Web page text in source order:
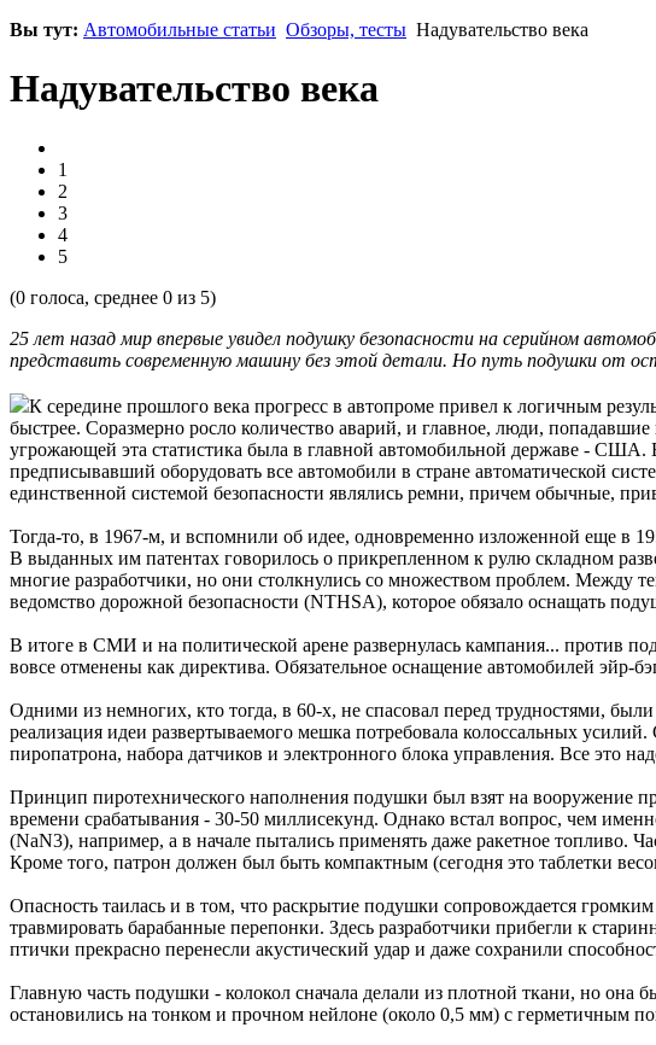
Вы тут: Автомобильные статьи Обзоры, тесты Надувательство века
Надувательство века
1
2
3
4
5
(0 голоса, среднее 0 из 5)
25 лет назад мир впервые увидел подушку безопасности на серийном
представить современную машину без этой детали. Но путь подушки от
К середине прошлого века прогресс в автопроме привел к логичным
быстрее. Соразмерно росло количество аварий, и главное, люди,
угрожающей эта статистика была в главной автомобильной державе - США.
предписывавший оборудовать все автомобили в стране автоматической
единственной системой безопасности являлись ремни, причем обычные,
Тогда-то, в 1967-м, и вспомнили об идее, одновременно изложенной еще
В выданных им патентах говорилось о прикрепленном к рулю складном
многие разработчики, но они столкнулись со множеством проблем. Между
ведомство дорожной безопасности (NTHSA), которое обязало оснащать
В итоге в СМИ и на политической арене развернулась кампания... против
вовсе отменены как директива. Обязательное оснащение автомобилей эйр-
Одними из немногих, кто тогда, в 60-х, не спасовал перед трудностями,
реализация идеи развертываемого мешка потребовала колоссальных
пиропатрона, набора датчиков и электронного блока управления. Все это
Принцип пиротехнического наполнения подушки был взят на вооружение
времени срабатывания - 30-50 миллисекунд. Однако встал вопрос, чем
(NaN3), например, а в начале пытались применять даже ракетное топливо.
Кроме того, патрон должен был быть компактным (сегодня это таблетки
Опасность таилась и в том, что раскрытие подушки сопровождается
травмировать барабанные перепонки. Здесь разработчики прибегли к
птички прекрасно перенесли акустический удар и даже сохранили
Главную часть подушки - колокол сначала делали из плотной ткани, но она
остановились на тонком и прочном нейлоне (около 0,5 мм) с герметичным